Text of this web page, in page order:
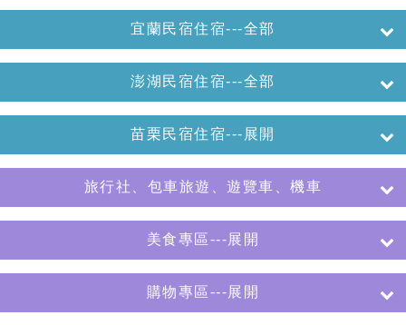
宜蘭民宿住宿---全部
澎湖民宿住宿---全部
苗栗民宿住宿---展開
旅行社、包車旅遊、遊覽車、機車
美食專區---展開
購物專區---展開